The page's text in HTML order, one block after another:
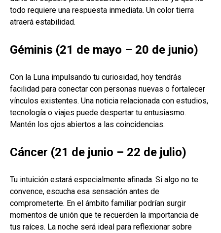
todo requiere una respuesta inmediata. Un color tierra
atraerá estabilidad.
Géminis (21 de mayo – 20 de junio)
Con la Luna impulsando tu curiosidad, hoy tendrás
facilidad para conectar con personas nuevas o fortalecer
vínculos existentes. Una noticia relacionada con estudios,
tecnología o viajes puede despertar tu entusiasmo.
Mantén los ojos abiertos a las coincidencias.
Cáncer (21 de junio – 22 de julio)
Tu intuición estará especialmente afinada. Si algo no te
convence, escucha esa sensación antes de
comprometerte. En el ámbito familiar podrían surgir
momentos de unión que te recuerden la importancia de
tus raíces. La noche será ideal para reflexionar sobre